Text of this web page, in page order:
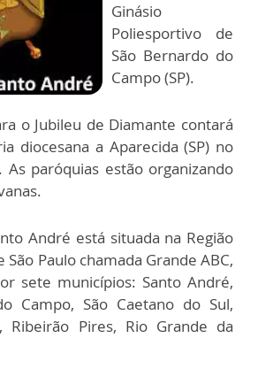
Ginásio
Poliesportivo de
São Bernardo do
Campo (SP).
o Jubileu de Diamante contará
diocesana a Aparecida (SP) no
paróquias estão organizando
André está situada na Região
Paulo chamada Grande ABC,
sete municípios: Santo André,
Campo, São Caetano do Sul,
Ribeirão Pires, Rio Grande da